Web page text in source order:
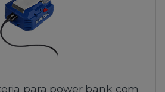
para power bank com